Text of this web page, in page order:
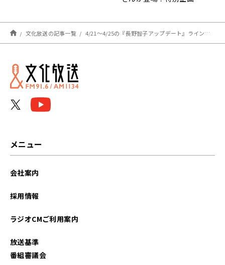
ム！」開催！『アインシュ
タイン・山崎紘菜
Heat&Heart!』
文化放送の記事一覧 4/21～4/25の『長野智子アップデート』ラインナップ！！！
メニュー
会社案内
採用情報
ラジオCMご利用案内
放送基準
番組審議会